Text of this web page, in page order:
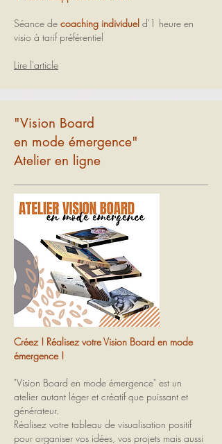
Séance de coaching individuel d'1 heure en
visio à tarif préférentiel
Lire l'article
"Vision Board
en mode émergence"
Atelier en ligne
Créez ! Réalisez votre Vision Board en mode
émergence !
"Vision Board en mode émergence" est un
atelier autant léger et créatif que puissant et
générateur.
Réalisez votre tableau de visualisation positif
pour organiser vos idées, vos projets mais aussi